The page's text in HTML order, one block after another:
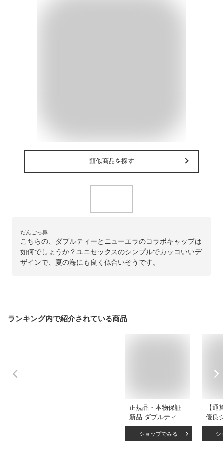
類似商品を探す
だんごっ鼻
こちらの、ダブルティーとニューエラのコラボキャップは
如何でしょうか？ユニセックスのシンプルでカッコいいデ
ザインで、夏の海にも良く似合いそうです。
ランキング内で紹介されている商品
正規品・本物保証
新品 ダブルティー
WTW BASIC TOTE
S トート バッグ
ショップでみる
【通
優良
新品
シ